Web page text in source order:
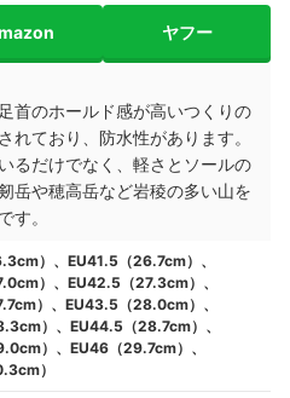
ヤフー
首のホールド感が高いつくりの
れており、防水性があります。
るだけでなく、軽さとソールの
岳や穂高岳など岩稜の多い山を
す。
）、EU41.5（26.7cm）、
）、EU42.5（27.3cm）、
）、EU43.5（28.0cm）、
）、EU44.5（28.7cm）、
）、EU46（29.7cm）、
）